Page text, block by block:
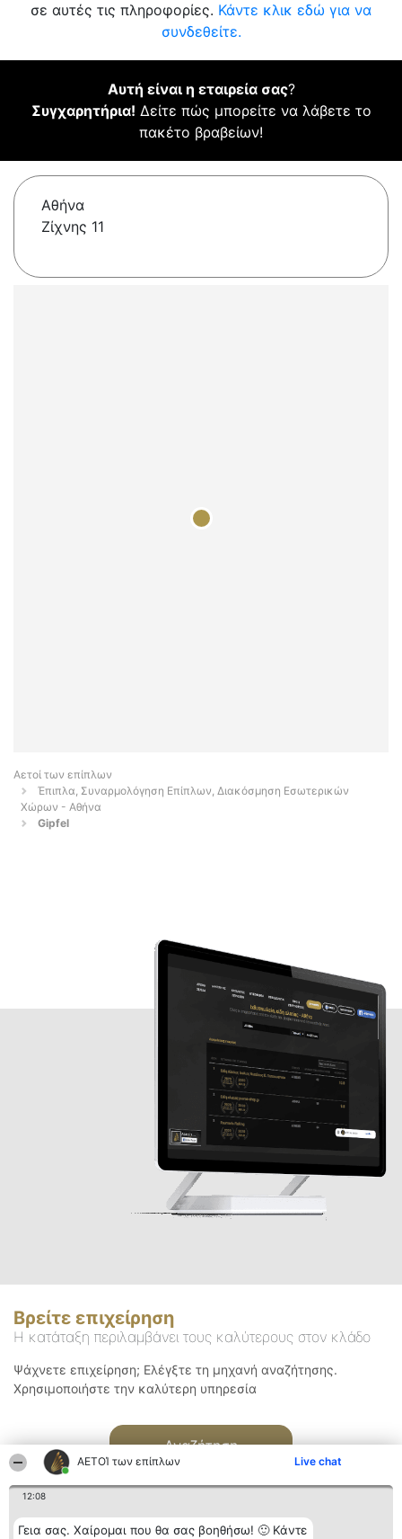
ΑΕΤΟΊ των επίπλων Live chat
12:08
Γεια σας. Χαίρομαι που θα σας βοηθήσω! 🙂 Κάντε
σε αυτές τις πληροφορίες. Κάντε κλικ εδώ για να
συνδεθείτε.
Αυτή είναι η εταιρεία σας?
Συγχαρητήρια! Δείτε πώς μπορείτε να λάβετε το
πακέτο βραβείων!
Αθήνα
Ζίχνης 11
Αετοί των επίπλων
Έπιπλα, Συναρμολόγηση Επίπλων, Διακόσμηση Εσωτερικών
Χώρων - Αθήνα
Gipfel
Βρείτε επιχείρηση
Η κατάταξη περιλαμβάνει τους καλύτερους στον κλάδο
Ψάχνετε επιχείρηση; Ελέγξτε τη μηχανή αναζήτησης.
Χρησιμοποιήστε την καλύτερη υπηρεσία
Αναζήτηση